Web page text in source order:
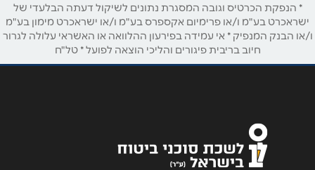
שם מלא*
נושא
* הנפקת הכרטיס וגובה המסגרת נתונים לשיקול דעתה הבלעדי של
ישראכרט בע"מ ו/או פרימיום אקספרס בע"מ ו/או ישראכרט מימון בע"מ
ו/או הבנק המנפיק * אי עמידה בפירעון ההלוואה או האשראי עלולה לגרור
חיוב בריבית פיגורים והליכי הוצאה לפועל * טל"ח